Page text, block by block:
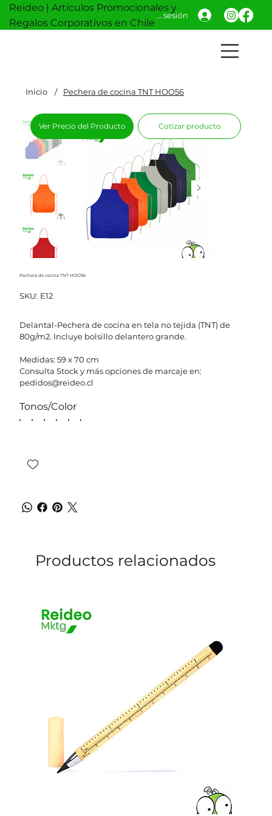
Reideo | Artículos Promocionales y
Regalos Corporativos en Chile
Iniciar sesión
Inicio / Pechera de cocina TNT HOO56
Pechera de cocina TNT HOO56
SKU: SKU
E12
E12
Delantal-Pechera de cocina en tela no tejida (TNT) de
80g/m2. Incluye bolsillo delantero grande.
Medidas: 59 x 70 cm
Consulta Stock y más opciones de marcaje en:
pedidos@reideo.cl
Tonos/Color
Ver Precio del Producto Cotizar producto
Productos relacionados